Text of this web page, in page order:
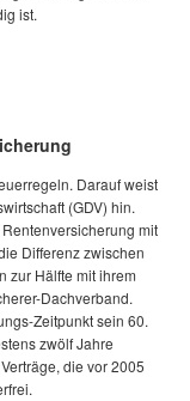
ist.
Darauf weist
(GDV) hin.
mit
Differenz zwischen
zur Hälfte mit ihrem
Dachverband.
Zeitpunkt sein 60.
zwölf Jahre
die vor 2005